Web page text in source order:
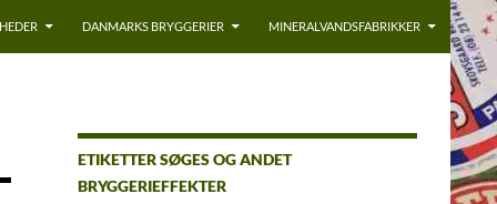
DANMARKS BRYGGERIER MINERALVANDSFABRIKKER
ETIKETTER SØGES OG ANDET
BRYGGERIEFFEKTER